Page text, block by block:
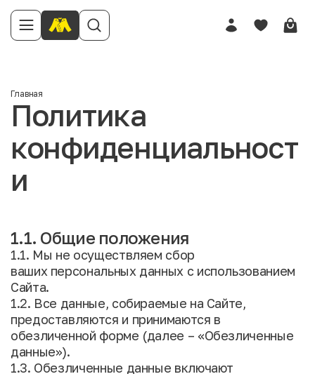
Главная
Политика
конфиденциальност
и
1.1. Общие положения
1.1. Мы не осуществляем сбор
ваших персональных данных с использованием
Сайта.
1.2. Все данные, собираемые на Сайте,
предоставляются и принимаются в
обезличенной форме (далее – «Обезличенные
данные»).
1.3. Обезличенные данные включают